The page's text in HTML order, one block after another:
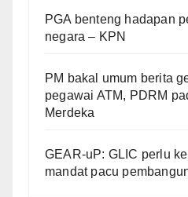
PGA benteng hadapan
negara – KPN
PM bakal umum berita
pegawai ATM, PDRM
Merdeka
GEAR-uP: GLIC perlu
mandat pacu